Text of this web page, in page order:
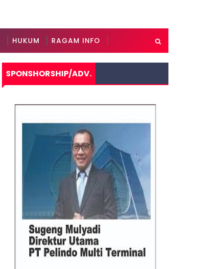
HUKUM RAGAM INFO
SPONSHORSHIP/ADV.